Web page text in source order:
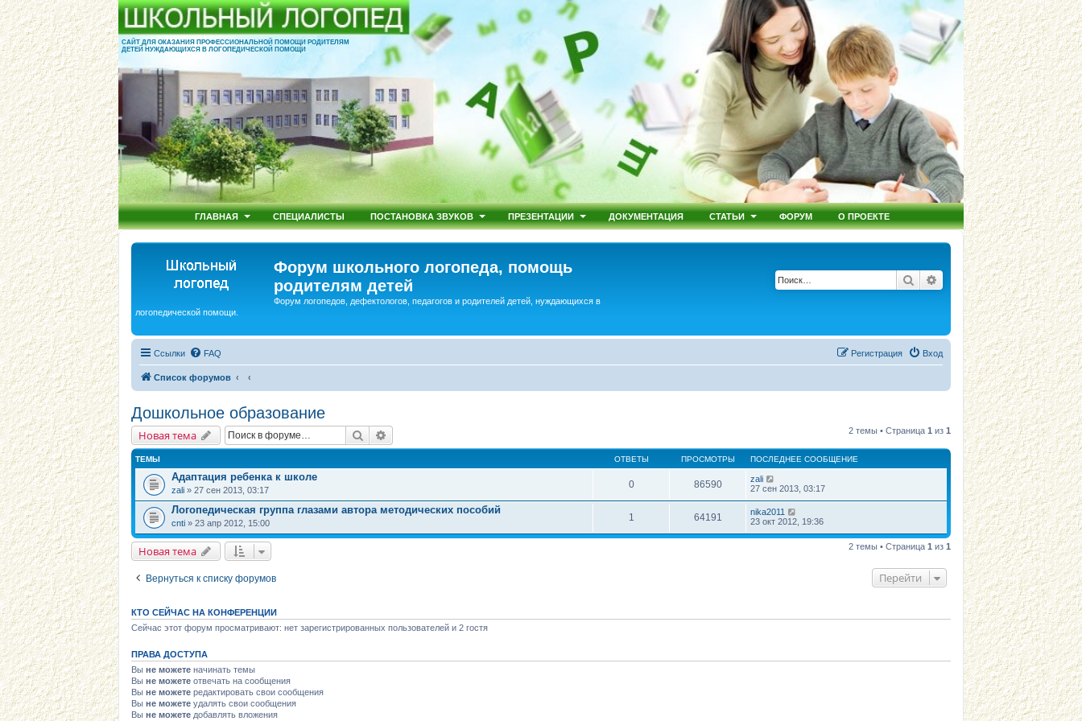
САЙТ ДЛЯ ОКАЗАНИЯ ПРОФЕССИОНАЛЬНОЙ ПОМОЩИ РОДИТЕЛЯМ
ДЕТЕЙ НУЖДАЮЩИХСЯ В ЛОГОПЕДИЧЕСКОЙ ПОМОЩИ
ГЛАВНАЯ СПЕЦИАЛИСТЫ ПОСТАНОВКА ЗВУКОВ ПРЕЗЕНТАЦИИ ДОКУМЕНТАЦИЯ СТАТЬИ ФОРУМ О ПРОЕКТЕ
Форум школьного логопеда, помощь
родителям детей
Форум логопедов, дефектологов, педагогов и родителей детей, нуждающихся в
логопедической помощи.
Поиск Расширенный поиск
Ссылки FAQ Вход
Регистрация
Список форумов
Дошкольное образование
Новая тема Поиск 2 темы • Страница 1 из 1
ТЕМЫ ОТВЕТЫ ПРОСМОТРЫ ПОСЛЕДНЕЕ СООБЩЕНИЕ
Адаптация ребенка к школе
zali » 27 сен 2013, 03:17
0 86590
zali
27 сен 2013, 03:17
Логопедическая группа глазами автора методических пособий
cnti » 23 апр 2012, 15:00
1 64191
nika2011
23 окт 2012, 19:36
Новая тема 2 темы • Страница 1 из 1
Вернуться к списку форумов Перейти
КТО СЕЙЧАС НА КОНФЕРЕНЦИИ
Сейчас этот форум просматривают: нет зарегистрированных пользователей и 2 гостя
ПРАВА ДОСТУПА
Вы не можете начинать темы
Вы не можете отвечать на сообщения
Вы не можете редактировать свои сообщения
Вы не можете удалять свои сообщения
Вы не можете добавлять вложения